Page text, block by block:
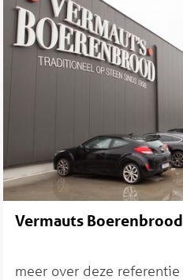
Vermauts Boerenbrood
meer over deze referentie